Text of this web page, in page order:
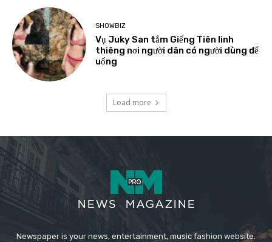
SHOWBIZ
Vụ Juky San tắm Giếng Tiên linh
thiêng nơi người dân có người dùng để
uống
Load more
Newspaper is your news, entertainment, music fashion website.